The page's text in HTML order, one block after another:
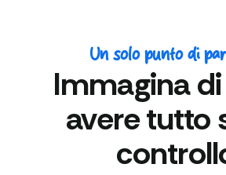
Un solo punto di
Immagina
avere tutto